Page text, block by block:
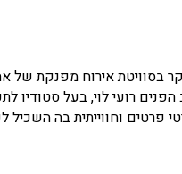
רועי לוי, בעל סטודיו
פרטים וחווייתית בה השכיל